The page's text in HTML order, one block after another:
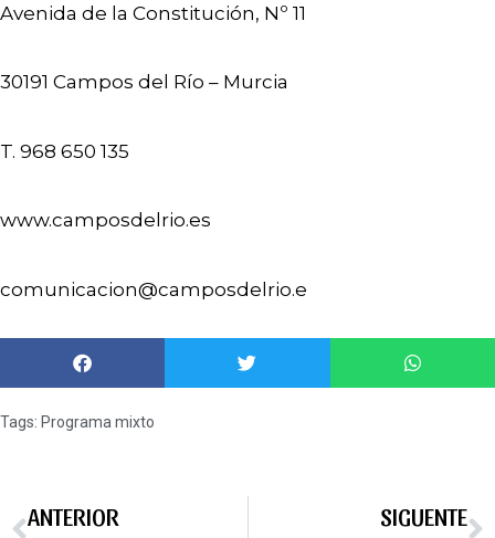
Avenida de la Constitución, Nº 11
30191 Campos del Río – Murcia
T. 968 650 135
www.camposdelrio.es
comunicacion@camposdelrio.e
Tags: Programa mixto
ANTERIOR SIGUENTE